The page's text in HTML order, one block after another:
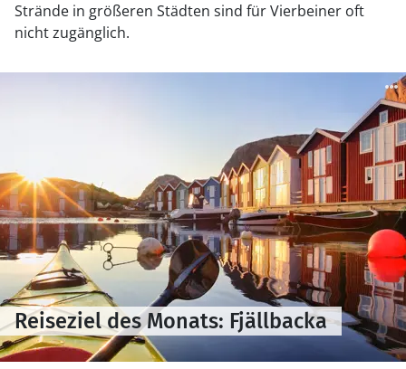
Strände in größeren Städten sind für Vierbeiner oft
nicht zugänglich.
Reiseziel des Monats: Fjällbacka